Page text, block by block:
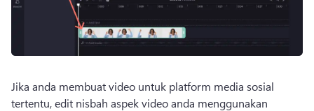
Jika anda membuat video untuk platform media sosial
tertentu, edit nisbah aspek video anda menggunakan